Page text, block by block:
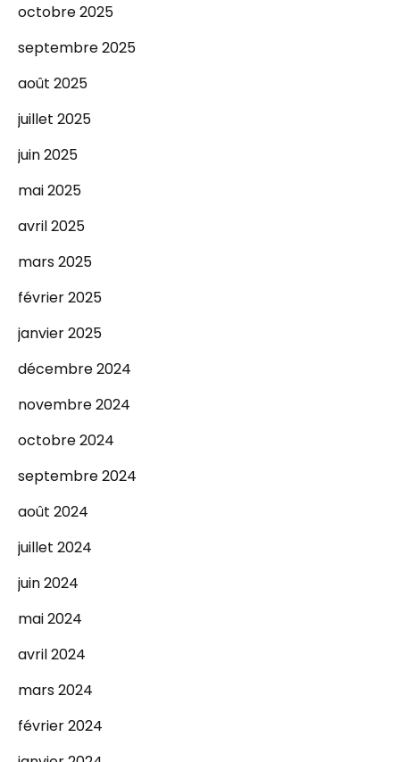
octobre 2025
septembre 2025
août 2025
juillet 2025
juin 2025
mai 2025
avril 2025
mars 2025
février 2025
janvier 2025
décembre 2024
novembre 2024
octobre 2024
septembre 2024
août 2024
juillet 2024
juin 2024
mai 2024
avril 2024
mars 2024
février 2024